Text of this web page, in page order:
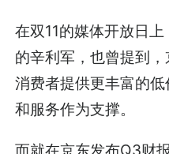
在双11的媒体开放日
的辛利军，也曾提到
消费者提供更丰富的
和服务作为支撑。
而就在京东发布Q3财